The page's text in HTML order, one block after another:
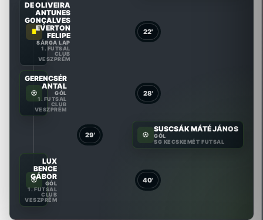
22'
DE OLIVEIRA
ANTUNES
GONÇALVES
EVERTON
FELIPE
SÁRGA LAP
1. FUTSAL
CLUB
VESZPRÉM
28'
GERENCSÉR
ANTAL
GÓL
1. FUTSAL
CLUB
VESZPRÉM
29'
SUSCSÁK MÁTÉ JÁNOS
GÓL
SG KECSKEMÉT FUTSAL
40'
LUX
BENCE
GÁBOR
GÓL
1. FUTSAL
CLUB
VESZPRÉM